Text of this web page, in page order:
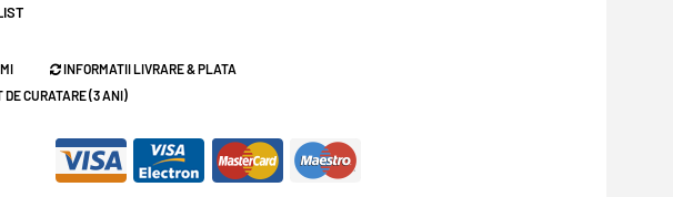
INFORMATII LIVRARE & PLATA
CURATARE (3 ANI)